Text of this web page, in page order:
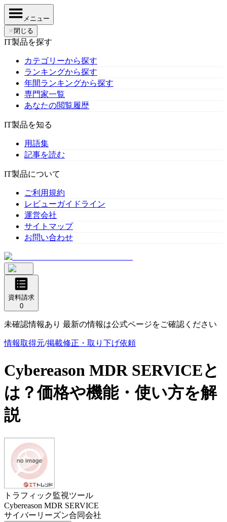
メニュー
✕ 閉じる
IT製品を探す
カテゴリーから探す
ランキングから探す
年間ランキングから探す
専門家一覧
あなたの閲覧履歴
IT製品を知る
用語集
記事を読む
IT製品について
ご利用規約
レビューガイドライン
運営会社
サイトマップ
お問い合わせ
資料請求
0
未確認情報あり 最新の情報は公式ページをご確認ください
情報取得元/掲載修正・取り下げ依頼
Cybereason MDR SERVICEと
は？価格や機能・使い方を解
説
トラフィック監視ツール
Cybereason MDR SERVICE
サイバーリーズン合同会社